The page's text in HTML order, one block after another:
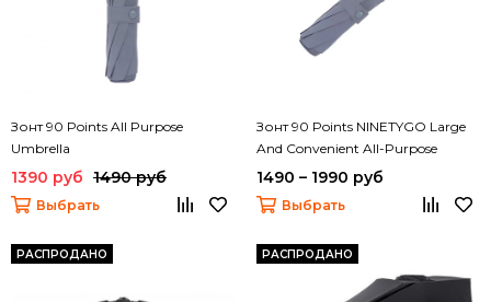
Зонт 90 Points All Purpose
Umbrella
1390 руб 1490 руб
Выбрать
Зонт 90 Points NINETYGO Large
And Convenient All-Purpose
Umbrella
1490 – 1990 руб
Выбрать
РАСПРОДАНО РАСПРОДАНО